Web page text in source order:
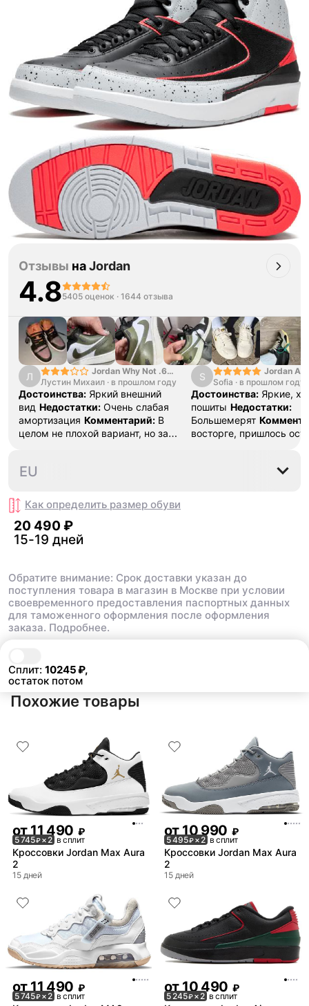
Сплит: 10245₽,
остаток потом
Отзывы наJordan
4.85405 оценок · 1644 отзыва
Л
Jordan Why Not .6
"Bright Crimson" PF
Лустин Михаил · в прошлом году
Достоинства: Яркий внешний
вид Недостатки: Очень слабая
амортизация Комментарий: В
целом не плохой вариант, но за
баскетбольных кроссовок
S
Jordan Air
SE "Turf
Sofia · в прошлом году
Достоинства: Яркие,
пошиты Недостатки:
Большемерят
восторге, пришлось
EU
Как определить размер обуви
20 490 ₽
15-19 дней
Обратите внимание: Срок доставки указан до
поступления товара в магазин в Москве при условии
своевременного предоставления паспортных данных
для таможенного оформления после оформления
заказа. Подробнее.
Похожие товары
от11 490 ₽
5 745₽× 2 в сплит
Кроссовки Jordan Max Aura
2
15 дней
от10 990 ₽
5 495₽× 2 в сплит
Кроссовки Jordan Max Aura
2
15 дней
от 11 490 ₽
5 745₽× 2 в сплит
от 10 490 ₽
5 245₽× 2 в сплит